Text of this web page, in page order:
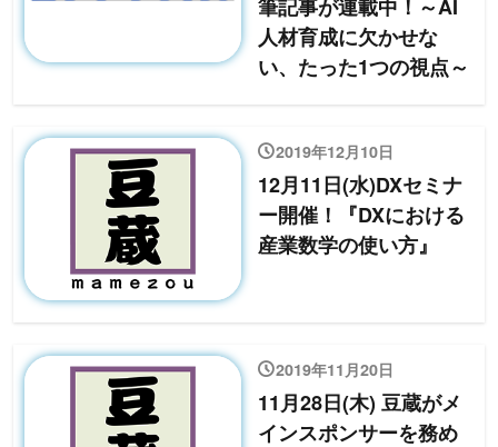
筆記事が連載中！～AI
人材育成に欠かせな
い、たった1つの視点～
2019年12月10日
12月11日(水)DXセミナ
ー開催！『DXにおける
産業数学の使い方』
2019年11月20日
11月28日(木) 豆蔵がメ
インスポンサーを務め